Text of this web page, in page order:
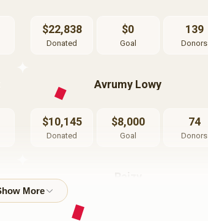
$22,838
Donated
$0
Goal
139
Donors
Avrumy Lowy
$10,145
Donated
$8,000
Goal
74
Donors
$3,199